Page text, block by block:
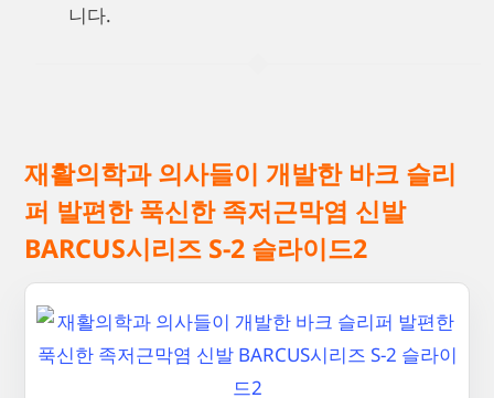
니다.
재활의학과 의사들이 개발한 바크 슬리
퍼 발편한 푹신한 족저근막염 신발
BARCUS시리즈 S-2 슬라이드2